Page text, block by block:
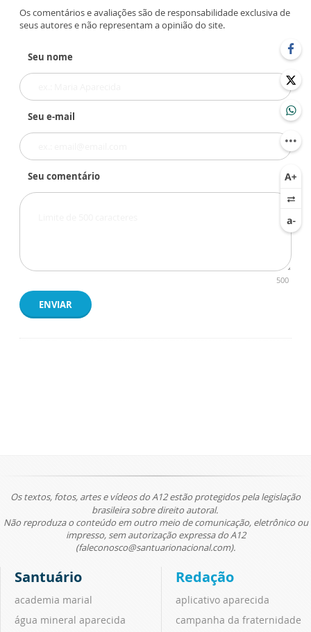
Os comentários e avaliações são de responsabilidade exclusiva de
seus autores e não representam a opinião do site.
Seu nome
Seu e-mail
Seu comentário
500
ENVIAR
Os textos, fotos, artes e vídeos do A12 estão protegidos pela legislação
brasileira sobre direito autoral.
Não reproduza o conteúdo em outro meio de comunicação, eletrônico ou
impresso, sem autorização expressa do A12
(faleconosco@santuarionacional.com).
Santuário
academia marial
água mineral aparecida
Redação
aplicativo aparecida
campanha da fraternidade